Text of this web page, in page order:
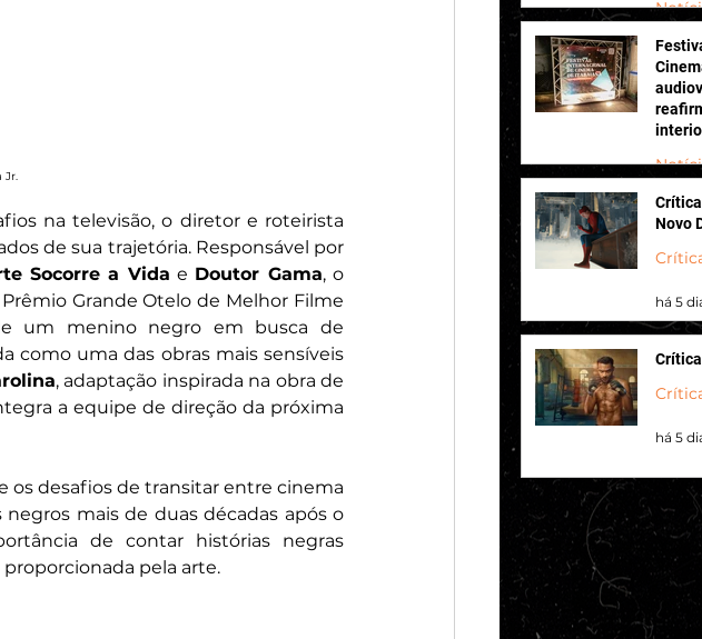
Jr.
de sua trajetória. Responsável por
Socorre a Vida e Doutor Gama, o
Prêmio Grande Otelo de Melhor Filme
um menino negro em busca de
como uma das obras mais sensíveis
, adaptação inspirada na obra de
a equipe de direção da próxima
os desafios de transitar entre cinema
negros mais de duas décadas após o
de contar histórias negras
pela arte.
há 2
há 3
Novo
há 5
há 5